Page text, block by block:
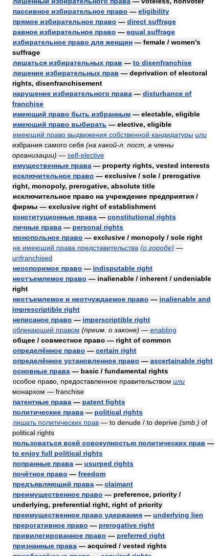
пассивное избирательное право — eligibility
прямое избирательное право — direct suffrage
равное избирательное право — equal suffrage
избирательное право для женщин — female / women's
suffrage
лишаться избирательных прав — to disenfranchise
лишение избирательных прав — deprivation of electoral
rights, disenfranchisement
нарушение избирательного права — disturbance of
franchise
имеющий право быть избранным — electable, eligible
имеющий право выбирать — elective, eligible
имеющий право выдвижения собственной кандидатуры или
избрания самого себя (на какой-л. пост, в члены
организации) — self-elective
имущественные права — property rights, vested interests
исключительное право — exclusive / sole / prerogative
right, monopoly, prerogative, absolute title
исключительное право на учреждение предприятия /
фирмы — exclusive right of establishment
конституционные права — constitutional rights
личные права — personal rights
монопольное право — exclusive / monopoly / sole right
не имеющий права представительства (о городе) —
unfranchised
неоспоримое право — indisputable right
неотъемлемое право — inalienable / inherent / undeniable
right
неотъемлемое и неотчуждаемое право — inalienable and
imprescriptible right
неписаное право — imperscriptible right
облекающий правом (преим. о законе) — enabling
общее / совместное право — right of common
определённое право — certain right
определённое установленное право — ascertainable right
основные права — basic / fundamental rights
особое право, предоставленное правительством или
монархом — franchise
патентные права — patent fights
политические права — political rights
лишать политических прав — to denude / to deprive (smb.) of
political rights
пользоваться всей совокупностью политических прав —
to enjoy full political rights
попранные права — usurped rights
почётное право — freedom
предъявляющий права — claimant
преимущественное право — preference, priority /
underlying, preferential right, right of priority
преимущественное право удержания — underlying lien
прерогативное право — prerogative right
привилегированное право — preferred right
признанные права — acquired / vested rights